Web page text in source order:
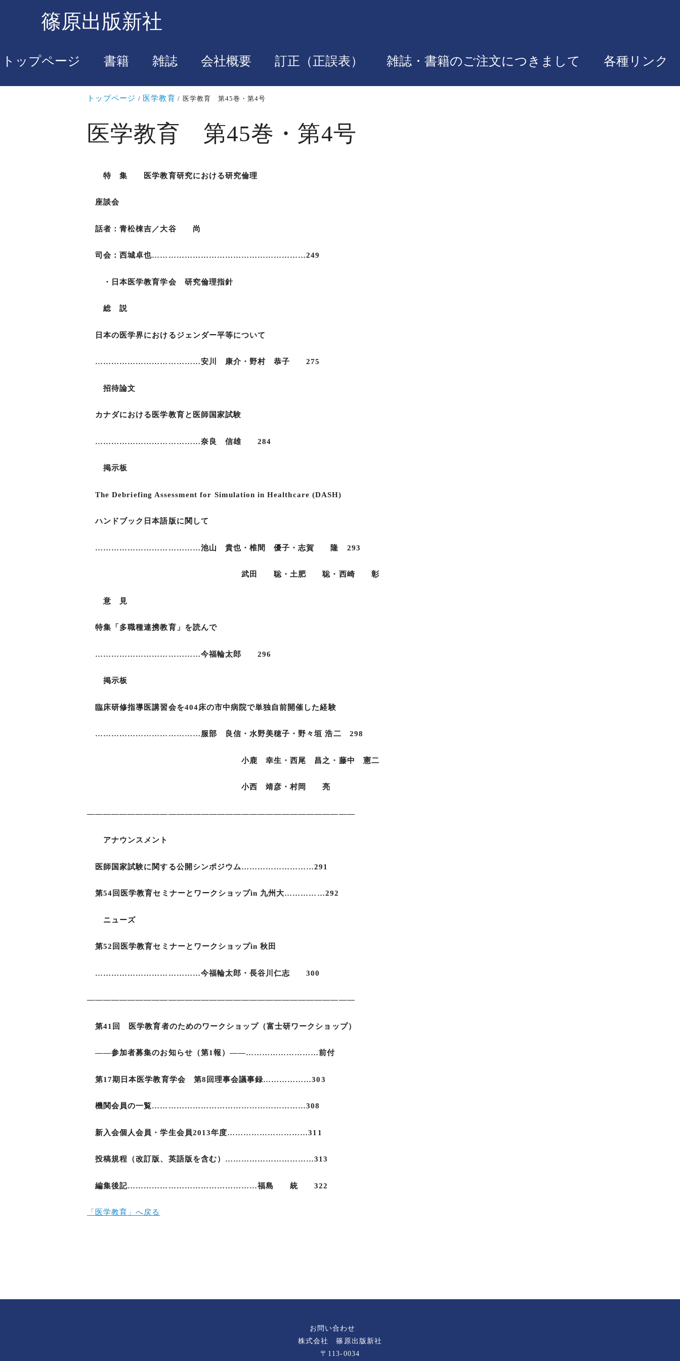
篠原出版新社
トップページ 書籍 雑誌 会社概要 訂正（正誤表） 雑誌・書籍のご注文につきまして 各種リンク
トップページ 医学教育 医学教育 第45巻・第4号
医学教育 第45巻・第4号
特 集 医学教育研究における研究倫理
座談会
話者：青松棟吉／大谷 尚
司会：西城卓也…………………………………………………249
・日本医学教育学会 研究倫理指針
総 説
日本の医学界におけるジェンダー平等について
…………………………………安川 康介・野村 恭子 275
招待論文
カナダにおける医学教育と医師国家試験
…………………………………奈良 信雄 284
掲示板
The Debriefing Assessment for Simulation in Healthcare (DASH)
ハンドブック日本語版に関して
…………………………………池山 貴也・椎間 優子・志賀 隆 293
武田 聡・土肥 聡・西崎 彰
意 見
特集「多職種連携教育」を読んで
…………………………………今福輪太郎 296
掲示板
臨床研修指導医講習会を404床の市中病院で単独自前開催した経験
…………………………………服部 良信・水野美穂子・野々垣 浩二 298
小鹿 幸生・西尾 昌之・藤中 憲二
小西 靖彦・村岡 亮
―――――――――――――――――――――――――――――――――
アナウンスメント
医師国家試験に関する公開シンポジウム………………………291
第54回医学教育セミナーとワークショップin 九州大……………292
ニューズ
第52回医学教育セミナーとワークショップin 秋田
…………………………………今福輪太郎・長谷川仁志 300
―――――――――――――――――――――――――――――――――
第41回 医学教育者のためのワークショップ（富士研ワークショップ）
――参加者募集のお知らせ（第1報）――………………………前付
第17期日本医学教育学会 第8回理事会議事録………………303
機関会員の一覧…………………………………………………308
新入会個人会員・学生会員2013年度…………………………311
投稿規程（改訂版、英語版を含む）……………………………313
編集後記…………………………………………福島 統 322
「医学教育」へ戻る
お問い合わせ
株式会社 篠原出版新社
〒113-0034